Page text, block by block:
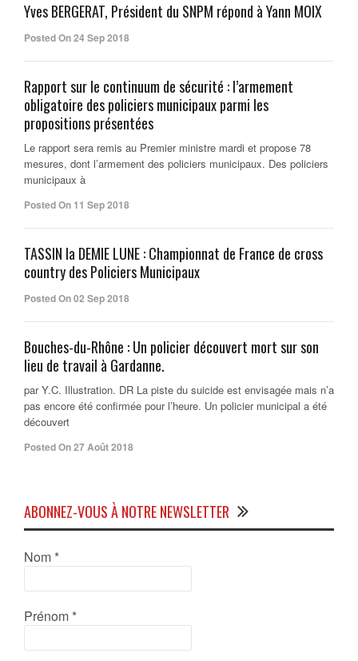
Yves BERGERAT, Président du SNPM répond à Yann MOIX
Posted On 24 Sep 2018
Rapport sur le continuum de sécurité : l’armement
obligatoire des policiers municipaux parmi les
propositions présentées
Le rapport sera remis au Premier ministre mardi et propose 78
mesures, dont l’armement des policiers municipaux. Des policiers
municipaux à
Posted On 11 Sep 2018
TASSIN la DEMIE LUNE : Championnat de France de cross
country des Policiers Municipaux
Posted On 02 Sep 2018
Bouches-du-Rhône : Un policier découvert mort sur son
lieu de travail à Gardanne.
par Y.C. Illustration. DR La piste du suicide est envisagée mais n’a
pas encore été confirmée pour l’heure. Un policier municipal a été
découvert
Posted On 27 Août 2018
ABONNEZ-VOUS À NOTRE NEWSLETTER
Nom *
Prénom *